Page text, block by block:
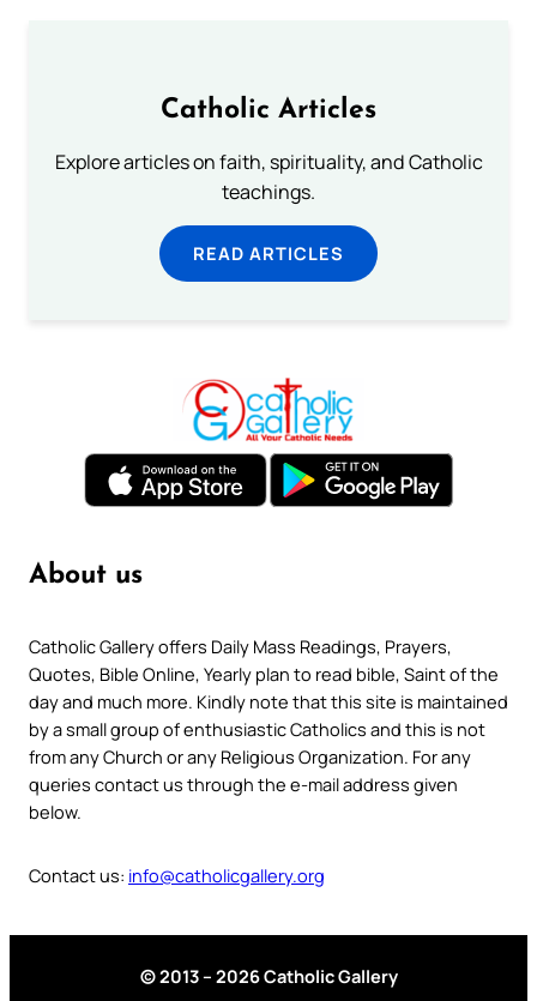
Catholic Articles
Explore articles on faith, spirituality, and Catholic
teachings.
READ ARTICLES
About us
Catholic Gallery offers Daily Mass Readings, Prayers,
Quotes, Bible Online, Yearly plan to read bible, Saint of the
day and much more. Kindly note that this site is maintained
by a small group of enthusiastic Catholics and this is not
from any Church or any Religious Organization. For any
queries contact us through the e-mail address given
below.
Contact us: info@catholicgallery.org
© 2013 – 2026 Catholic Gallery